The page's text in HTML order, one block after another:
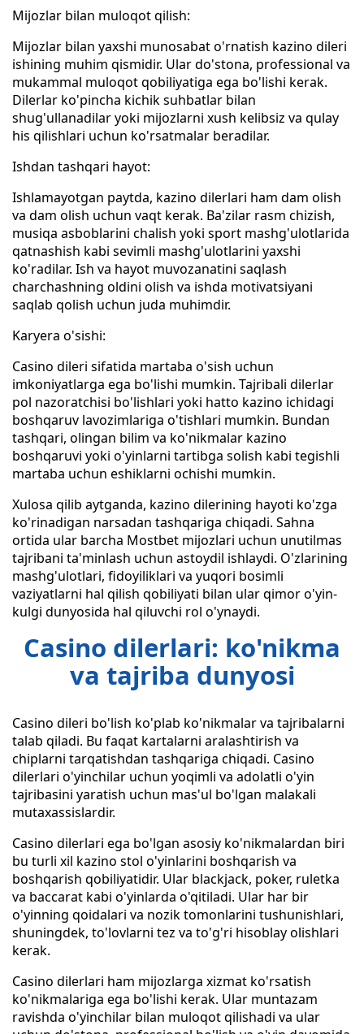
Mijozlar bilan muloqot qilish:
Mijozlar bilan yaxshi munosabat o'rnatish kazino dileri
ishining muhim qismidir. Ular do'stona, professional va
mukammal muloqot qobiliyatiga ega bo'lishi kerak.
Dilerlar ko'pincha kichik suhbatlar bilan
shug'ullanadilar yoki mijozlarni xush kelibsiz va qulay
his qilishlari uchun ko'rsatmalar beradilar.
Ishdan tashqari hayot:
Ishlamayotgan paytda, kazino dilerlari ham dam olish
va dam olish uchun vaqt kerak. Ba'zilar rasm chizish,
musiqa asboblarini chalish yoki sport mashg'ulotlarida
qatnashish kabi sevimli mashg'ulotlarini yaxshi
ko'radilar. Ish va hayot muvozanatini saqlash
charchashning oldini olish va ishda motivatsiyani
saqlab qolish uchun juda muhimdir.
Karyera o'sishi:
Casino dileri sifatida martaba o'sish uchun
imkoniyatlarga ega bo'lishi mumkin. Tajribali dilerlar
pol nazoratchisi bo'lishlari yoki hatto kazino ichidagi
boshqaruv lavozimlariga o'tishlari mumkin. Bundan
tashqari, olingan bilim va ko'nikmalar kazino
boshqaruvi yoki o'yinlarni tartibga solish kabi tegishli
martaba uchun eshiklarni ochishi mumkin.
Xulosa qilib aytganda, kazino dilerining hayoti ko'zga
ko'rinadigan narsadan tashqariga chiqadi. Sahna
ortida ular barcha Mostbet mijozlari uchun unutilmas
tajribani ta'minlash uchun astoydil ishlaydi. O'zlarining
mashg'ulotlari, fidoyiliklari va yuqori bosimli
vaziyatlarni hal qilish qobiliyati bilan ular qimor o'yin-
kulgi dunyosida hal qiluvchi rol o'ynaydi.
Casino dilerlari: ko'nikma
va tajriba dunyosi
Casino dileri bo'lish ko'plab ko'nikmalar va tajribalarni
talab qiladi. Bu faqat kartalarni aralashtirish va
chiplarni tarqatishdan tashqariga chiqadi. Casino
dilerlari o'yinchilar uchun yoqimli va adolatli o'yin
tajribasini yaratish uchun mas'ul bo'lgan malakali
mutaxassislardir.
Casino dilerlari ega bo'lgan asosiy ko'nikmalardan biri
bu turli xil kazino stol o'yinlarini boshqarish va
boshqarish qobiliyatidir. Ular blackjack, poker, ruletka
va baccarat kabi o'yinlarda o'qitiladi. Ular har bir
o'yinning qoidalari va nozik tomonlarini tushunishlari,
shuningdek, to'lovlarni tez va to'g'ri hisoblay olishlari
kerak.
Casino dilerlari ham mijozlarga xizmat ko'rsatish
ko'nikmalariga ega bo'lishi kerak. Ular muntazam
ravishda o'yinchilar bilan muloqot qilishadi va ular